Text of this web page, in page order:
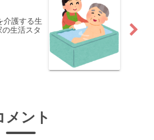
介護する生
生活スタ
メント